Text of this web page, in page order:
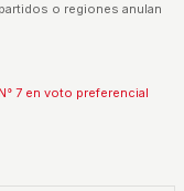
o regiones anulan
7 en voto preferencial